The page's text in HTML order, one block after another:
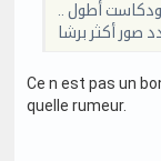
أطول ..
Ce n est pas un
quelle rumeur.